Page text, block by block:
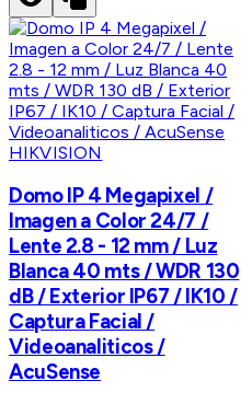
HIKVISION
Domo IP 4 Megapixel /
Imagen a Color 24/7 /
Lente 2.8 - 12 mm / Luz
Blanca 40 mts / WDR 130
dB / Exterior IP67 / IK10 /
Captura Facial /
Videoanaliticos /
AcuSense